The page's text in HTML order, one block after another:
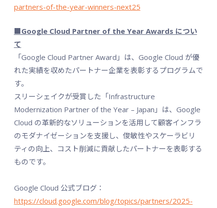
partners-of-the-year-winners-next25
■Google Cloud Partner of the Year Awards につい
て
「Google Cloud Partner Award」は、Google Cloud が優
れた実績を収めたパートナー企業を表彰するプログラムで
す。
スリーシェイクが受賞した「Infrastructure
Modernization Partner of the Year – Japan」は、Google
Cloud の⾰新的なソリューションを活⽤して顧客インフラ
のモダナイゼーションを支援し、俊敏性やスケーラビリ
ティの向上、コスト削減に貢献したパートナーを表彰する
ものです。
Google Cloud 公式ブログ：
https://cloud.google.com/blog/topics/partners/2025-